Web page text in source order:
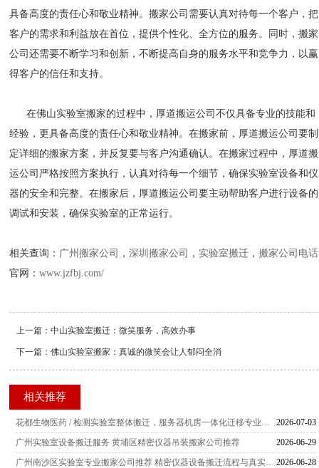
具备高度的责任心和敬业精神。搬家公司需要认真对待每一个客户，把
客户的需求和利益放在首位，提供个性化、全方位的服务。同时，搬家
公司还需要不断学习和创新，不断提高自身的服务水平和竞争力，以赢
得客户的信任和支持。
在佛山实验室搬家的过程中，厚道搬运公司不仅具备专业的技能和
经验，更具备高度的责任心和敬业精神。在搬家前，厚道搬运公司要制
定详细的搬家方案，并反复要与客户沟通确认。在搬家过程中，厚道搬
运公司严格按照方案执行，认真对待每一个细节，确保实验室设备和仪
器的安全和完整。在搬家后，厚道搬运公司要主动帮助客户进行设备的
调试和安装，确保实验室的正常运行。
相关查询： 广州搬家公司 ，深圳搬家公司 ， 实验室搬迁 ，搬家公司电话
官网：www.jzfbj.com/
上一篇：中山实验室搬迁：微笑服务，高效办事
下一篇：佛山实验室搬家：真诚的微笑会让人郁闷全消
相关推荐
2026-07-03
花都生物医药 / 检测实验室整体搬迁，服务器机房一体化迁移专业搬家公司
2026-06-29
广州实验室设备搬迁服务 黄埔区精密仪器吊装搬家公司推荐
2026-06-28
广州南沙区实验室专业搬家公司推荐 精密仪器设备搬迁流程与真实口碑指南